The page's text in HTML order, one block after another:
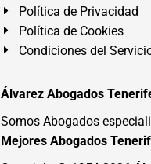
Política de Privacidad
Política de Cookies
Condiciones del
Álvarez Abogados
Somos Abogados
Mejores Abogados